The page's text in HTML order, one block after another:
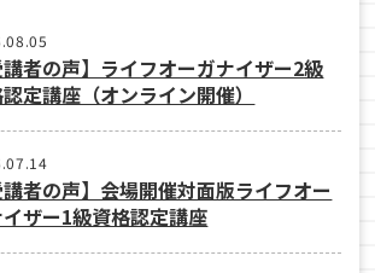
講者の声】ライフオーガナイザー2級
定講座（オンライン開催）
講者の声】会場開催対面版ライフオー
ザー1級資格認定講座